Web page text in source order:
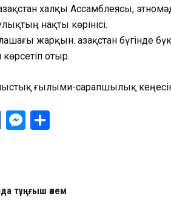
халқы Ассамблеясы,
нақты көрінісі.
жарқын. Қазақстан бүгінде
көрсетіп отыр.
ғылыми-сарапшылық
VK Messenger
тұңғыш әлем